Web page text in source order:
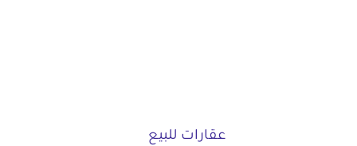
عقارات للبيع